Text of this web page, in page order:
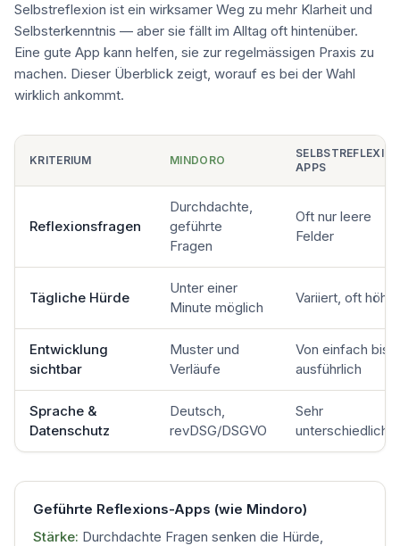
Selbstreflexion ist ein wirksamer Weg zu mehr Klarheit und
Selbsterkenntnis — aber sie fällt im Alltag oft hintenüber.
Eine gute App kann helfen, sie zur regelmässigen Praxis zu
machen. Dieser Überblick zeigt, worauf es bei der Wahl
wirklich ankommt.
KRITERIUM MINDORO
APPS
Reflexionsfragen
Durchdachte,
geführte
Fragen
Oft nur leere
Felder
Tägliche Hürde
Unter einer
Minute möglich
Variiert, oft höher
Entwicklung
sichtbar
Muster und
Verläufe
Von einfach bis
ausführlich
Sprache &
Datenschutz
Deutsch,
revDSG/DSGVO
Sehr
unterschiedlich
Geführte Reflexions-Apps (wie Mindoro)
Stärke: Durchdachte Fragen senken die Hürde,